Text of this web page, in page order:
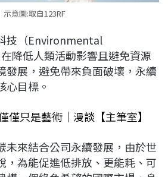
示意圖:取自123RF
技（Environmental
降低人類活動影響且避免資源
發展，避免帶來負面破壞，永續
心目標。
僅只是藝術｜漫談【主筆室】
未來結合公司永續發展，由於世
，為能促進低排放、更能耗、可